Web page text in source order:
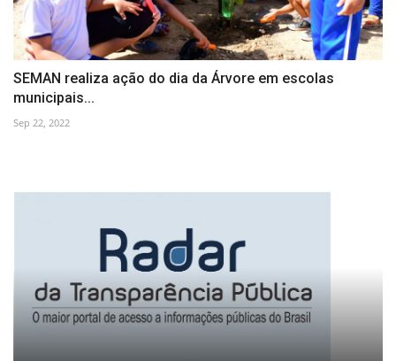
SEMAN realiza ação do dia da Árvore em escolas
municipais...
Sep 22, 2022